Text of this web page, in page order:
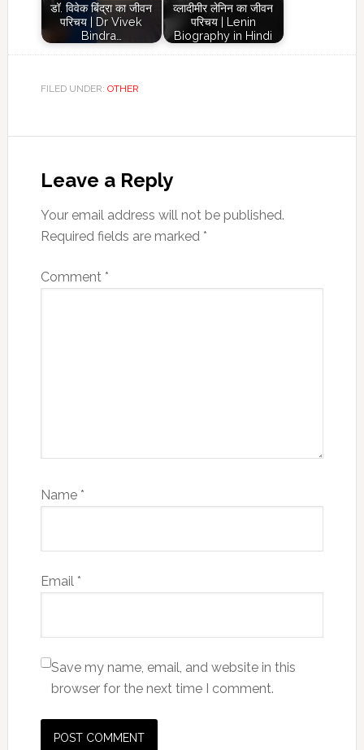
डॉ. विवेक बिंद्रा का जीवन
परिचय | Dr Vivek
Bindra…
व्लादीमीर लेनिन का जीवन
परिचय | Lenin
Biography in Hindi
FILED UNDER: OTHER
Interactions
Leave a Reply
Your email address will not be published.
Required fields are marked *
Comment *
Name *
Email *
Save my name, email, and website in this
browser for the next time I comment.